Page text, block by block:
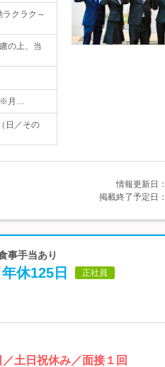
クラク～
の上、当
※月…
日／その
情報更新日：
掲載終了予定日：
事手当あり
休125日 正社員
土日祝休み／面接１回